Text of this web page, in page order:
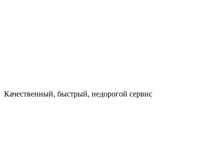
Качественный, быстрый, недорогой сервис